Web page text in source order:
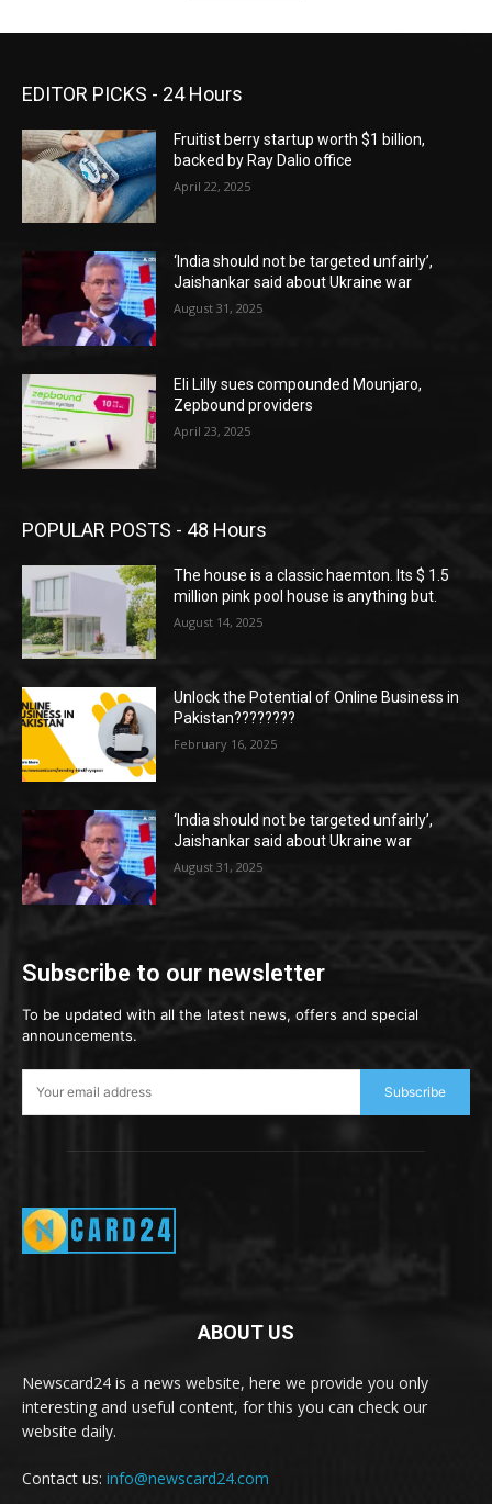
EDITOR PICKS - 24 Hours
Fruitist berry startup worth $1 billion,
backed by Ray Dalio office
April 22, 2025
‘India should not be targeted unfairly’,
Jaishankar said about Ukraine war
August 31, 2025
Eli Lilly sues compounded Mounjaro,
Zepbound providers
April 23, 2025
POPULAR POSTS - 48 Hours
The house is a classic haemton. Its $ 1.5
million pink pool house is anything but.
August 14, 2025
Unlock the Potential of Online Business in
Pakistan????????
February 16, 2025
‘India should not be targeted unfairly’,
Jaishankar said about Ukraine war
August 31, 2025
Subscribe to our newsletter
To be updated with all the latest news, offers and special
announcements.
Subscribe
ABOUT US
Newscard24 is a news website, here we provide you only
interesting and useful content, for this you can check our
website daily.
Contact us: info@newscard24.com